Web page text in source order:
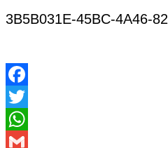
3B5B031E-45BC-4A46-
Facebook
Twitter
WhatsApp